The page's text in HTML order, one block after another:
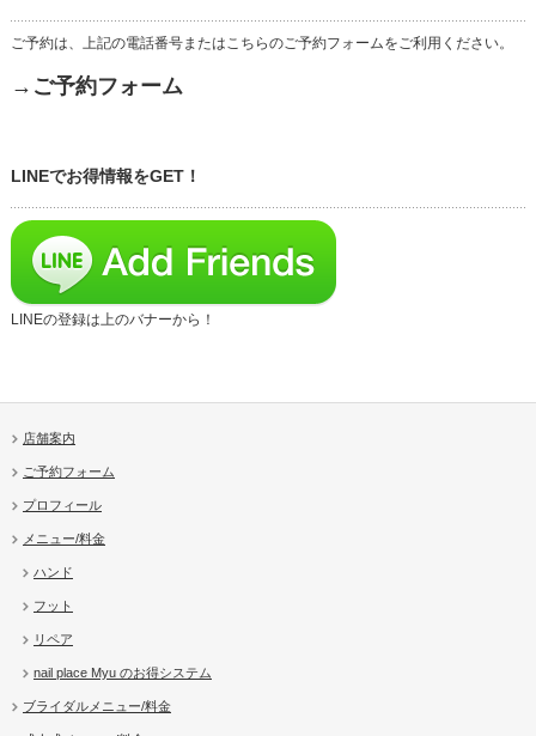
ご予約は、上記の電話番号またはこちらのご予約フォームをご利用ください。
→ご予約フォーム
LINEでお得情報をGET！
LINEの登録は上のバナーから！
店舗案内
ご予約フォーム
プロフィール
メニュー/料金
ハンド
フット
リペア
nail place Myu のお得システム
ブライダルメニュー/料金